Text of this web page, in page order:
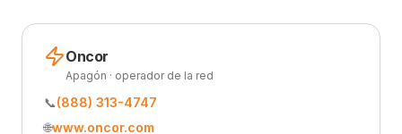
Oncor
Apagón · operador de la red
📞(888) 313-4747
🌐www.oncor.com